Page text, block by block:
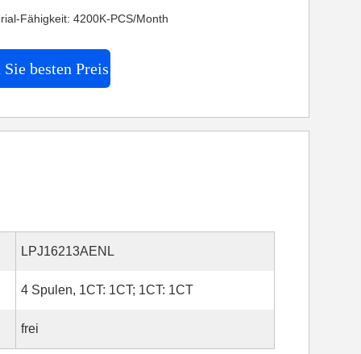
Fähigkeit: 4200K-PCS/Month
besten Preis
LPJ16213AENL
4 Spulen, 1CT: 1CT; 1CT: 1CT
frei